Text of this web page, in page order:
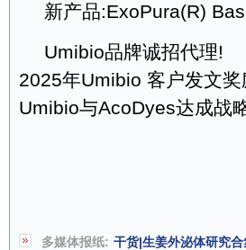
新产品:ExoPura(R)
Umibio品牌诚招代理!
2025年Umibio 客户发文
Umibio与AcoDyes达成战
多媒体报纸: 干货|生姜外泌体研究合